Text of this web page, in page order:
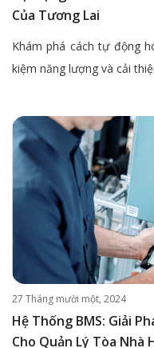
Của Tương Lai
Khám phá cách tự động
kiệm năng lượng và cải
27 Tháng mười một, 2024
Hệ Thống BMS: Giải
Cho Quản Lý Tòa Nhà